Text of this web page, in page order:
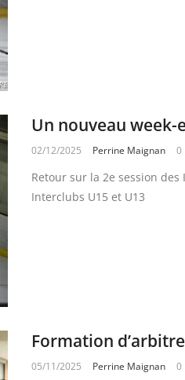
Un nouveau week-
02/12/2025 Perrine Maignan 0
Retour sur la 2e session
Interclubs U15 et U13
Formation
05/11/2025 Perrine Maignan 0